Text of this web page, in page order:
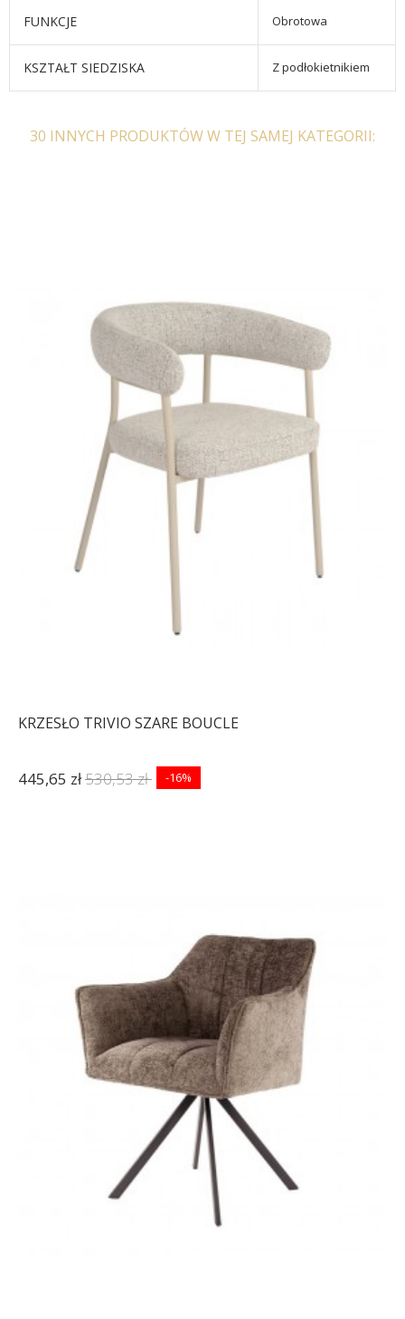
FUNKCJE Obrotowa
KSZTAŁT SIEDZISKA Z podłokietnikiem
KRZESŁO OBROTOWE
BIG GEORGE ZIELONE
787,62 zł
KRZESŁO OBROTOWE
BIG GEORGE ZIELONE
744,39 zł 836,39 zł
30 INNYCH PRODUKTÓW W TEJ SAMEJ KATEGORII:
KRZESŁO TRIVIO SZARE BOUCLE
445,65 zł530,53 zł -16%